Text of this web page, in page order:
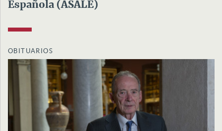
Española (ASALE)
OBITUARIOS